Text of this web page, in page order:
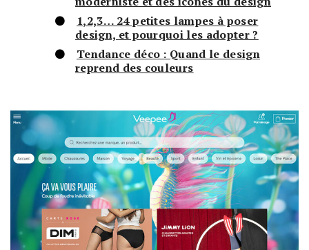
1,2,3… 24 petites lampes à poser
design, et pourquoi les adopter ?
Tendance déco : Quand le design
reprend des couleurs